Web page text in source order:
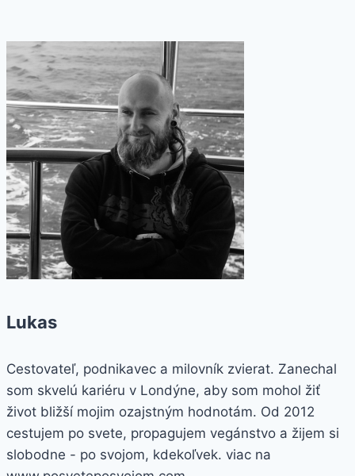
Lukas
Cestovateľ, podnikavec a milovník zvierat. Zanechal
som skvelú kariéru v Londýne, aby som mohol žiť
život bližší mojim ozajstným hodnotám. Od 2012
cestujem po svete, propagujem vegánstvo a žijem si
slobodne - po svojom, kdekoľvek. viac na